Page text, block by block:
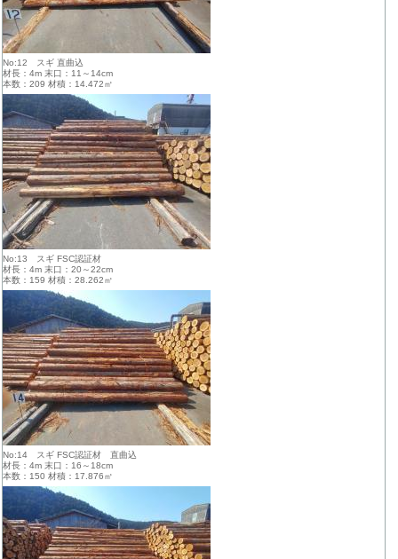
No:12 スギ 直曲込
材長：4m 末口：11～14cm
本数：209 材積：14.472㎥
No:13 スギ FSC認証材
材長：4m 末口：20～22cm
本数：159 材積：28.262㎥
No:14 スギ FSC認証材 直曲込
材長：4m 末口：16～18cm
本数：150 材積：17.876㎥